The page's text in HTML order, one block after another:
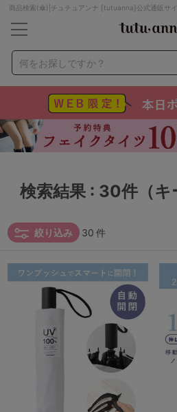
商品検索(傘)|チュチュアンナ [tutuanna]公式通販サイ
何をお探しですか？
ナイトブラ ノンワイヤー 特盛ブ
折り畳み
パジャマ ストッキング
カテゴリから探す
レッグウェア
ルームウェア
マタニティ
検索結果 : 30件（キ
30 件
絞り込み